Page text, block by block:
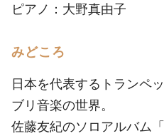
ピアノ：大野真由子
みどころ
日本を代表するトランペ
ブリ音楽の世界。
佐藤友紀のソロアルバム